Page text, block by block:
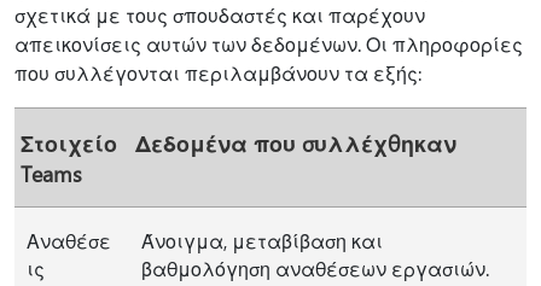
σχετικά με τους σπουδαστές και παρέχουν
απεικονίσεις αυτών των δεδομένων. Οι πληροφορίες
που συλλέγονται περιλαμβάνουν τα εξής:
Στοιχείο
Teams
Δεδομένα που συλλέχθηκαν
Αναθέσε
ις
Άνοιγμα, μεταβίβαση και
βαθμολόγηση αναθέσεων εργασιών.